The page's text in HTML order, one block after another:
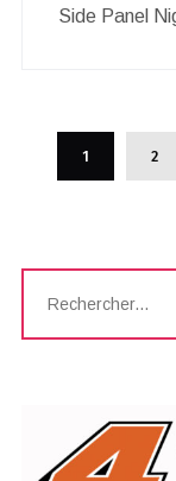
Side Panel
1 2